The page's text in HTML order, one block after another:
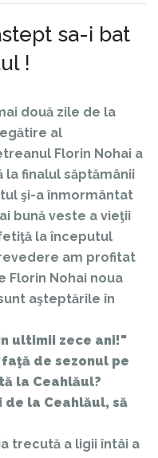
sa-i bat
!
două zile de la
al
Florin Nohai a
la finalul săptămânii
şi-a înmormântat
bună veste a vieţii
la începutul
am profitat
Florin Nohai noua
aşteptările în
ultimii zece ani!"
de sezonul pe
la Ceahlăul?
la Ceahlăul, să
trecută a ligii întâi a